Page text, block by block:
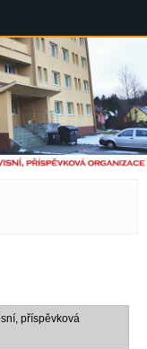
příspěvková